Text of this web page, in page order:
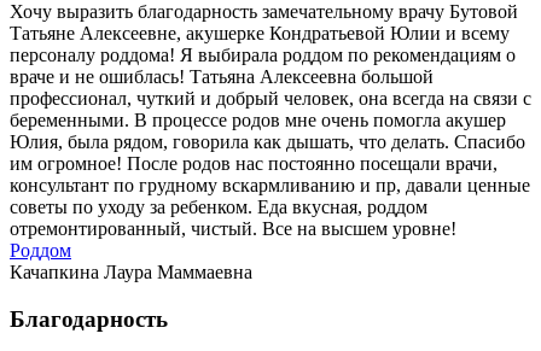
Хочу выразить благодарность замечательному врачу Бутовой
Татьяне Алексеевне, акушерке Кондратьевой Юлии и всему
персоналу роддома! Я выбирала роддом по рекомендациям о
враче и не ошиблась! Татьяна Алексеевна большой
профессионал, чуткий и добрый человек, она всегда на связи с
беременными. В процессе родов мне очень помогла акушер
Юлия, была рядом, говорила как дышать, что делать. Спасибо
им огромное! После родов нас постоянно посещали врачи,
консультант по грудному вскармливанию и пр, давали ценные
советы по уходу за ребенком. Еда вкусная, роддом
отремонтированный, чистый. Все на высшем уровне!
Роддом
Качапкина Лаура Маммаевна
Благодарность